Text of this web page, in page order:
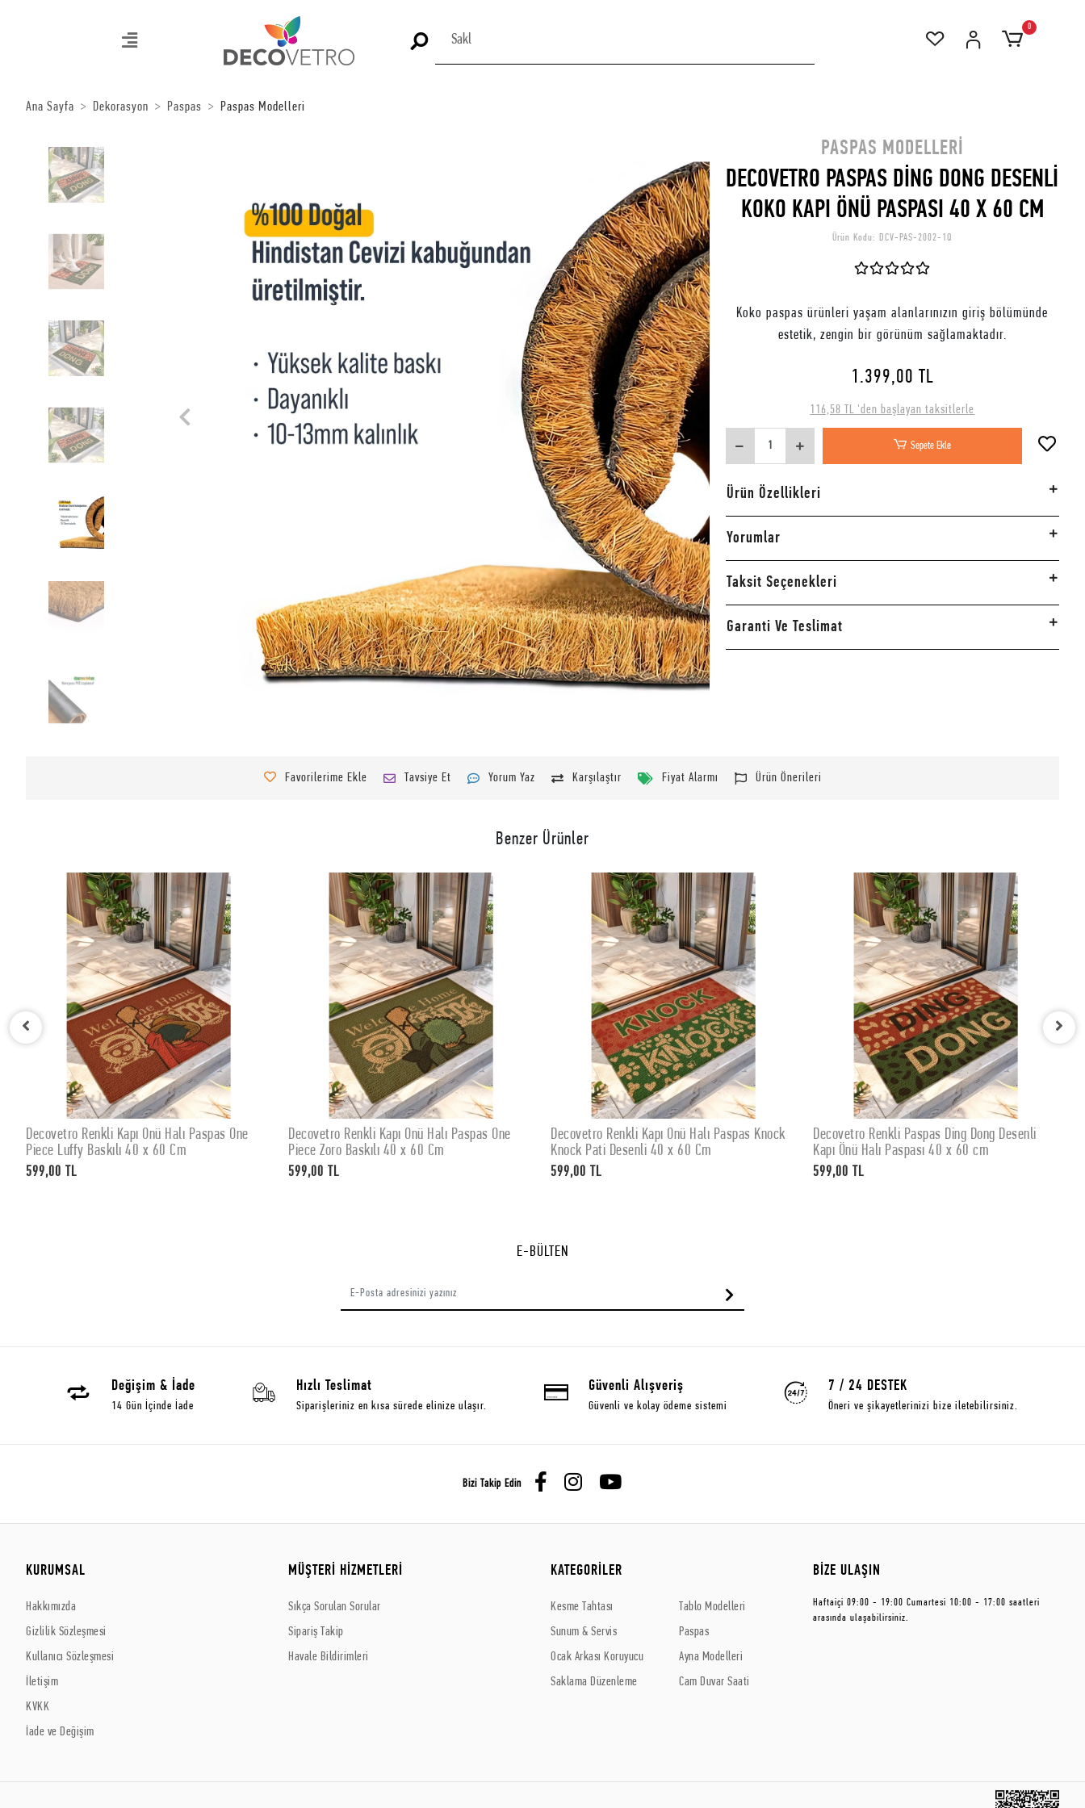
0
Ana Sayfa Dekorasyon Paspas Paspas Modelleri
PASPAS MODELLERI
DECOVETRO PASPAS DİNG DONG DESENLİ
KOKO KAPI ÖNÜ PASPASI 40 X 60 CM
Ürün Kodu: DCV-PAS-2002-1Q
Koko paspas ürünleri yaşam alanlarınızın giriş bölümünde
estetik, zengin bir görünüm sağlamaktadır.
1.399,00 TL
116,58 TL 'den başlayan taksitlerle
Sepete Ekle
Ürün Özellikleri
Yorumlar
Taksit Seçenekleri
Garanti Ve Teslimat
Favorilerime Ekle Tavsiye Et Yorum Yaz Karşılaştır Fiyat Alarmı Ürün Önerileri
Benzer Ürünler
SEPETE EKLE
Decovetro Renkli Kapı Önü Halı Paspas One
Piece Luffy Baskılı 40 x 60 Cm
599,00 TL
SEPETE EKLE
Decovetro Renkli Kapı Önü Halı Paspas One
Piece Zoro Baskılı 40 x 60 Cm
599,00 TL
SEPETE EKLE
Decovetro Renkli Kapı Önü Halı Paspas Knock
Knock Pati Desenli 40 x 60 Cm
599,00 TL
SEPETE EKLE
Decovetro Renkli Paspas Ding Dong Desenli
Kapı Önü Halı Paspası 40 x 60 cm
599,00 TL
E-BÜLTEN
Değişim & İade
14 Gün İçinde İade
Hızlı Teslimat
Siparişleriniz en kısa sürede elinize ulaşır.
Güvenli Alışveriş
Güvenli ve kolay ödeme sistemi
7 / 24 DESTEK
Öneri ve şikayetlerinizi bize iletebilirsiniz.
Bizi Takip Edin
KURUMSAL
Hakkımızda
Gizlilik Sözleşmesi
Kullanıcı Sözleşmesi
İletişim
KVKK
İade ve Değişim
MÜŞTERİ HİZMETLERİ
Sıkça Sorulan Sorular
Sipariş Takip
Havale Bildirimleri
KATEGORİLER
Kesme Tahtası
Sunum & Servis
Ocak Arkası Koruyucu
Saklama Düzenleme
Tablo Modelleri
Paspas
Ayna Modelleri
Cam Duvar Saati
BİZE ULAŞIN
Haftaiçi 09:00 - 19:00 Cumartesi 10:00 - 17:00 saatleri
arasında ulaşabilirsiniz.